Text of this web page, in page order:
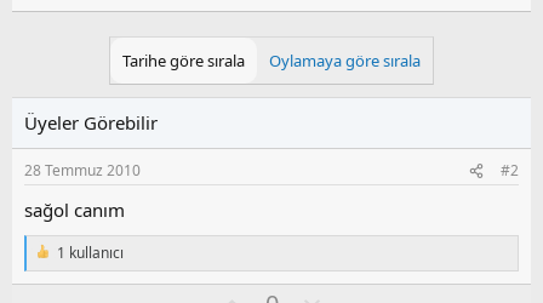
Tarihe göre sırala Oylamaya göre sırala
Üyeler Görebilir
28 Temmuz 2010 #2
sağol canım
T
e
1 kullanıcı